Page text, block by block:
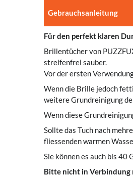
Gebrauchsanleitung
Für den perfekt klaren
Brillentücher von
streifenfrei sauber.
Vor der ersten
Wenn die Brille jedoch
weitere Grundreinigung
Wenn diese
Sollte das Tuch nach
fliessenden warmen
Sie können es auch bis 40
Bitte nicht in Verbindung